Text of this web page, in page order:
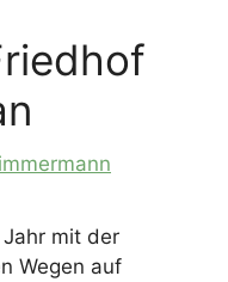
mit der
Wegen auf